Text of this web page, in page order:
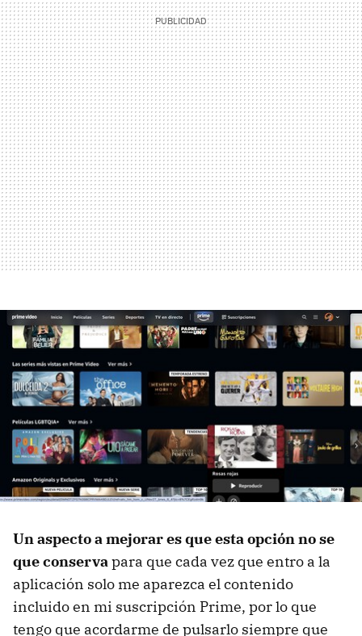
Un aspecto a mejorar es que esta opción no se
que conservapara que cada vez que entro a la
aplicación solo me aparezca el contenido
incluido en mi suscripción Prime, por lo que
tengo que acordarme de pulsarlo siempre que